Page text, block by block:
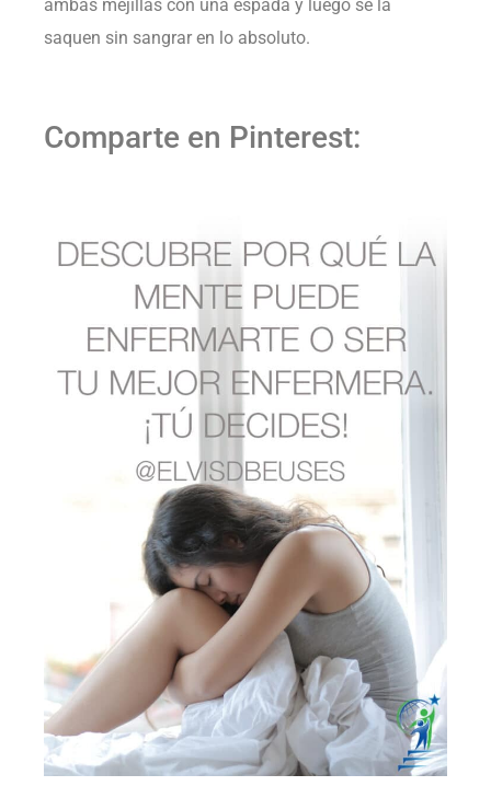
ambas mejillas con una espada y luego se la
saquen sin sangrar en lo absoluto.
Comparte en Pinterest: